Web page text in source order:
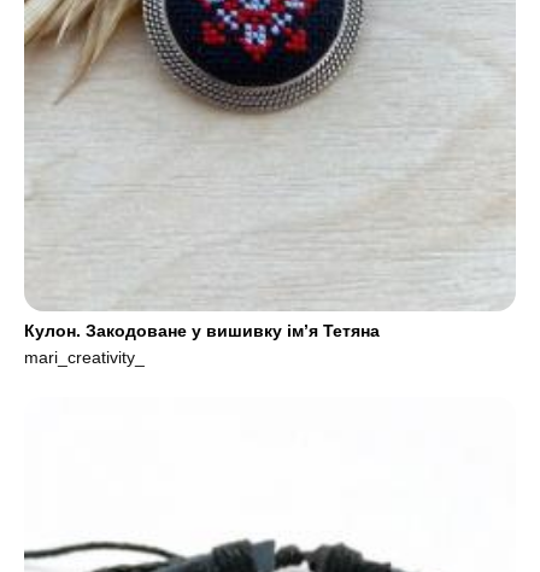
Кулон. Закодоване у вишивку ім’я Тетяна
mari_creativity_